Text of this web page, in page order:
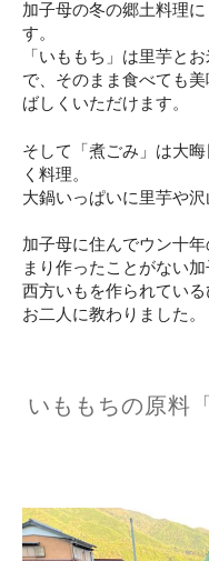
加子母の冬の郷土料理
す。
「いももち」は里芋と
で、そのまま食べても
ばしくいただけます。
そして「煮ごみ」は大
く料理。
大鍋いっぱいに里芋や
加子母に住んでウン十
まり作ったことがない
西方いもを作られてい
お二人に教わりました。
いももちの原料